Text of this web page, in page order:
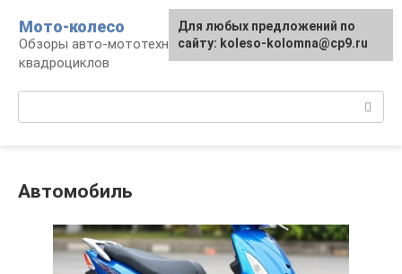
контенту
Мото-колесо
Обзоры авто-мототехники, снегоходов,
квадроциклов
Автомобиль
Для любых предложений по
сайту: koleso-kolomna@cp9.ru